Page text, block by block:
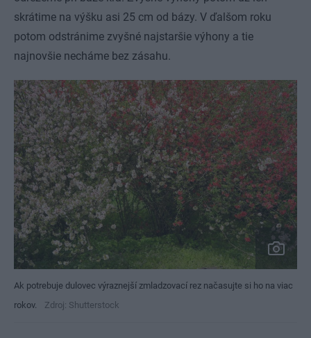
skrátime na výšku asi 25 cm od bázy. V ďalšom roku
potom odstránime zvyšné najstaršie výhony a tie
najnovšie necháme bez zásahu.
Ak potrebuje dulovec výraznejší zmladzovací rez načasujte si ho na viac
rokov.
Zdroj: Shutterstock